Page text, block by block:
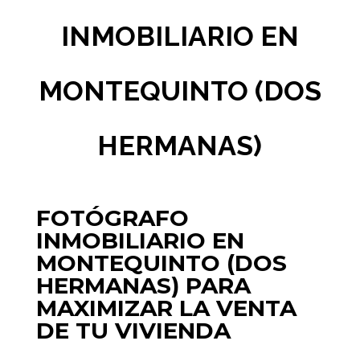
INMOBILIARIO EN
MONTEQUINTO (DOS
HERMANAS)
FOTÓGRAFO
INMOBILIARIO EN
MONTEQUINTO (DOS
HERMANAS) PARA
MAXIMIZAR LA VENTA
DE TU VIVIENDA